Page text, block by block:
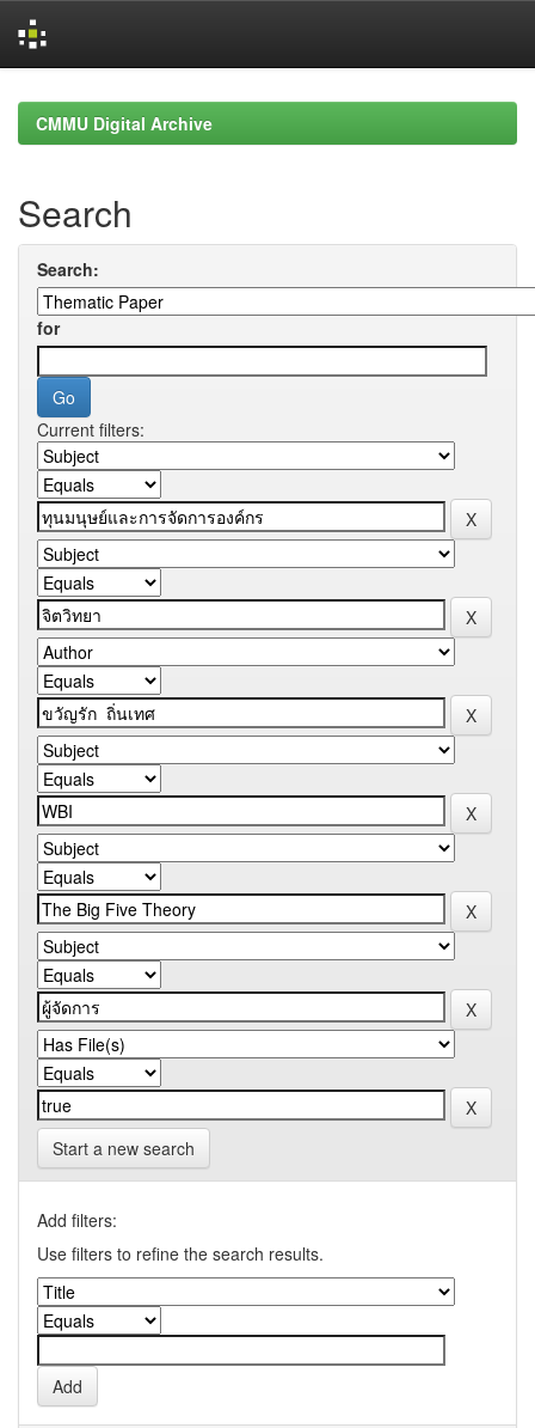
navigationCMMU Digital Archive
Search
Search:
for
Current filters:
Start a new search
Add filters:
Use filters to refine the search results.